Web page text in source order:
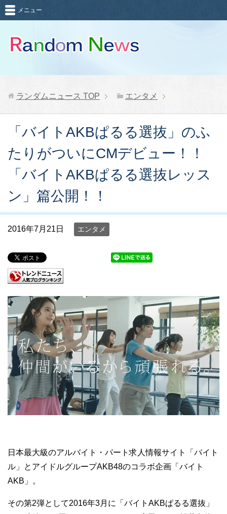
メニュー
ランダムニュース TOP エンタメ
「バイトAKBぱるる選抜」のふ
たりがついにCMデビュー！！
「バイトAKBぱるる選抜レッス
ン」篇公開！！
2016年7月21日 エンタメ
日本最大級のアルバイト・パート求人情報サイト「バイト
ル」とアイドルグループAKB48のコラボ企画「バイト
AKB」。
その第2弾として2016年3月に「バイトAKBぱるる選抜」